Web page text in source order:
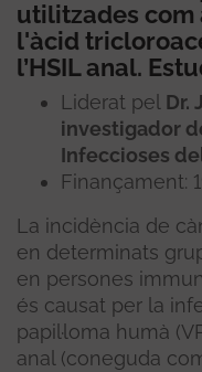
utilitzades com
l'àcid
l’HSIL anal.
Liderat pel Dr.
investigador
Infeccioses
Finançament:
La incidència de
en determinats
en persones
és causat per la
papil·loma humà
anal (coneguda